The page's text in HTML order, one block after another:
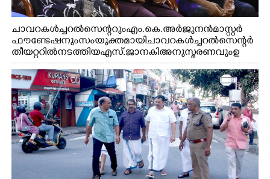
ചാവറ കൾച്ചറൽ സെന്ററും എം.കെ. അർജുനൻ മാസ്റ്റർ
ഫൗണ്ടേഷനും സംയുക്തമായി ചാവറ കൾച്ചറൽ സെന്റർ
തീയറ്ററിൽ നടത്തിയ എസ്. ജാനകി അനുസ്മരണവും ഉ
ദ്ഘാടനം ചെയ്യാനെത്തിയ സംഗീത സംവിധായകൻ ജെറി
അമൽദേവ്, ഗായിക ജെൻസി, എം.കെ. അർജുനൻ
ഫൗണ്ടേഷൻ ചെയർമാൻ ഡോ. രാധാകൃഷ്ണൻ എന്നിവർ